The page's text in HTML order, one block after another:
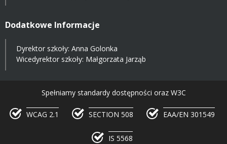
Dodatkowe Informacje
Dyrektor szkoły: Anna Golonka
Wicedyrektor szkoły: Małgorzata Jarząb
Spełniamy standardy dostępności oraz W3C
WCAG 2.1 SECTION 508 EAA/EN 301549
IS 5568